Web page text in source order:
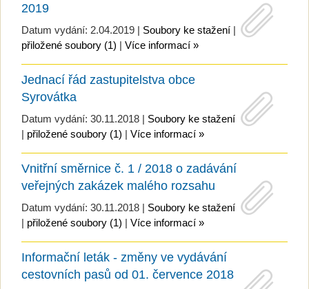
2019
Datum vydání: 2.04.2019 | Soubory ke stažení |
přiložené soubory (1) | Více informací »
Jednací řád zastupitelstva obce
Syrovátka
Datum vydání: 30.11.2018 | Soubory ke stažení
| přiložené soubory (1) | Více informací »
Vnitřní směrnice č. 1 / 2018 o zadávání
veřejných zakázek malého rozsahu
Datum vydání: 30.11.2018 | Soubory ke stažení
| přiložené soubory (1) | Více informací »
Informační leták - změny ve vydávání
cestovních pasů od 01. července 2018